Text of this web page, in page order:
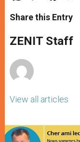
t
s
p
p
s
e
g
e
e
b
o
k
Share this Entry
ZENIT Staff
View all articles